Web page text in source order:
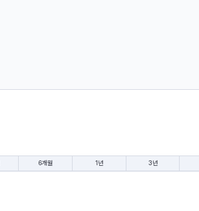
6개월 1년 3년